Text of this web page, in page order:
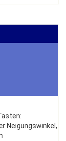
Neigungswinkel,